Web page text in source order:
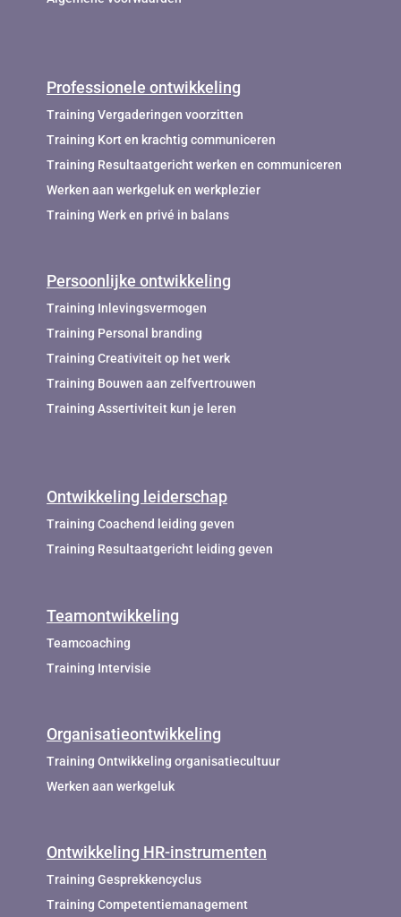
Professionele ontwikkeling
Training Vergaderingen voorzitten
Training Kort en krachtig communiceren
Training Resultaatgericht werken en communiceren
Werken aan werkgeluk en werkplezier
Training Werk en privé in balans
Persoonlijke ontwikkeling
Training Inlevingsvermogen
Training Personal branding
Training Creativiteit op het werk
Training Bouwen aan zelfvertrouwen
Training Assertiviteit kun je leren
Ontwikkeling leiderschap
Training Coachend leiding geven
Training Resultaatgericht leiding geven
Teamontwikkeling
Teamcoaching
Training Intervisie
Organisatieontwikkeling
Training Ontwikkeling organisatiecultuur
Werken aan werkgeluk
Ontwikkeling HR-instrumenten
Training Gesprekkencyclus
Training Competentiemanagement